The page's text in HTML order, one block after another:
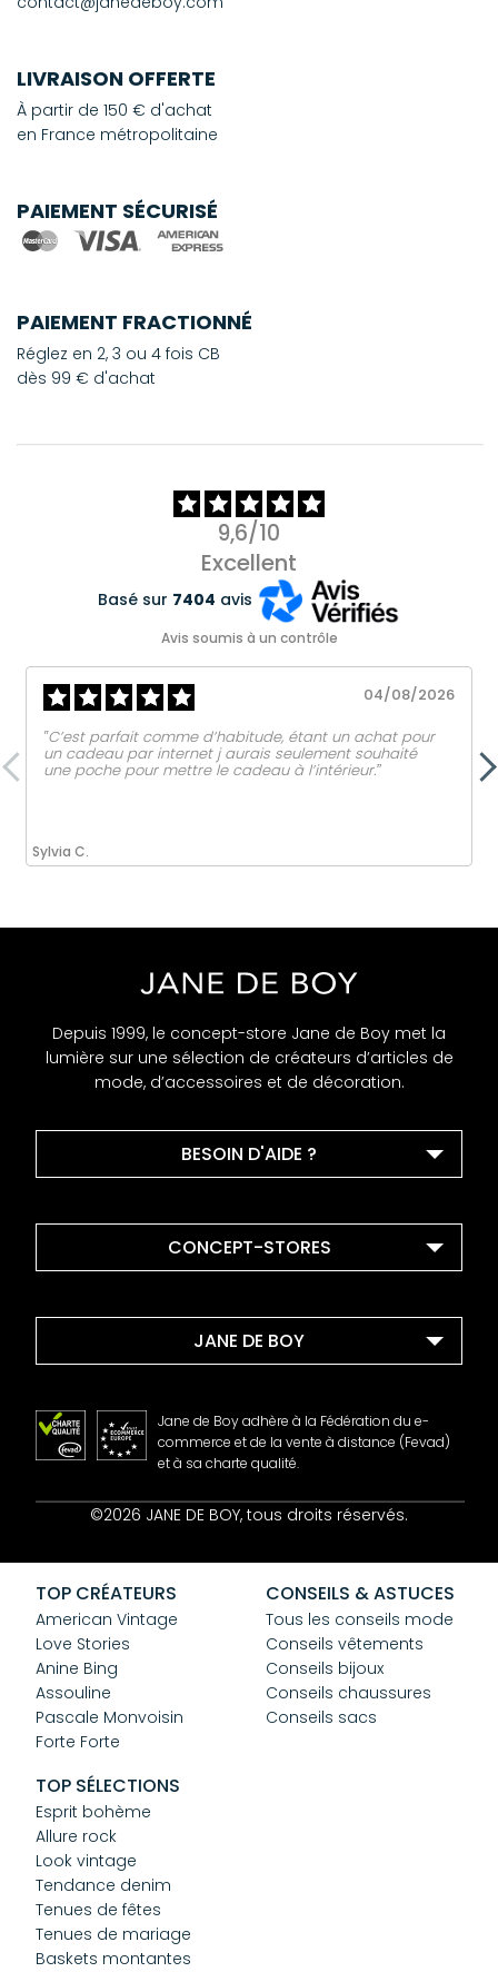
LIVRAISON OFFERTE
À partir de 150 € d'achat
en France métropolitaine
PAIEMENT SÉCURISÉ
PAIEMENT FRACTIONNÉ
Réglez en 2, 3 ou 4 fois CB
dès 99 € d'achat
9,6/10
Excellent
Basé sur 7404 avis
Avis soumis à un contrôle
Sylvia C.
04/08/2026
‟C’est parfait comme d’habitude, étant un achat pour
un cadeau par internet j aurais seulement souhaité
une poche pour mettre le cadeau à l’intérieur.ˮ
Depuis 1999, le concept-store Jane de Boy met la
lumière sur une sélection de créateurs d’articles de
mode, d’accessoires et de décoration.
BESOIN D'AIDE ?
CONCEPT-STORES
JANE DE BOY
Contact
CGV
Confidentialité
Cookies
Jane de Boy adhère à la Fédération du e-
commerce et de la vente à distance (Fevad)
et à sa charte qualité.
©2026 JANE DE BOY, tous droits réservés.
TOP CRÉATEURS
American Vintage
Love Stories
Anine Bing
Assouline
Pascale Monvoisin
Forte Forte
CONSEILS & ASTUCES
Tous les conseils mode
Conseils vêtements
Conseils bijoux
Conseils chaussures
Conseils sacs
TOP SÉLECTIONS
Esprit bohème
Allure rock
Look vintage
Tendance denim
Tenues de fêtes
Tenues de mariage
Baskets montantes